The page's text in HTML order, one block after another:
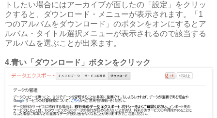
トしたい場合にはアーカイブが面したの「設定」をクリッ
クすると、ダウンロード・メニューが表示されます。「1
つのアルバムをダウンロード」のボタンをオンにするとア
ルバム・タイトル選択メニューが表示されるので該当する
アルバムを選ぶことが出来ます。
4.青い「ダウンロード」ボタンをクリック